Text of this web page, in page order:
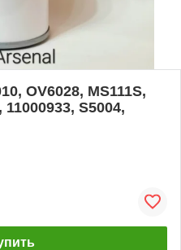
OV6028, MS111S,
11000933, S5004,